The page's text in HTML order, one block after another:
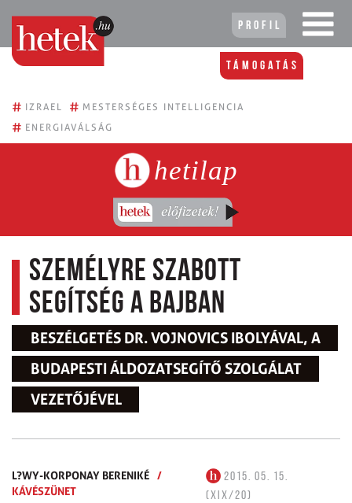
Profil
Támogatás
# IZRAEL # MESTERSÉGES INTELLIGENCIA
# ENERGIAVÁLSÁG
hetilap
Személyre szabott
segítség a bajban
BESZÉLGETÉS DR. VOJNOVICS IBOLYÁVAL, A
BUDAPESTI ÁLDOZATSEGÍTŐ SZOLGÁLAT
VEZETŐJÉVEL
L?WY-KORPONAY BERENIKÉ /
KÁVÉSZÜNET
2015. 05. 15.
(XIX/20)